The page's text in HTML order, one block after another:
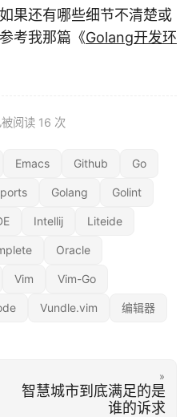
果还有哪些细节不清楚或
考我那篇《Golang开发环
阅读 16 次
Emacs Github Go
Golang Golint
Intellij Liteide
Oracle
Vim Vim-Go
Vundle.vim 编辑器
»
智慧城市到底满足的是
谁的诉求